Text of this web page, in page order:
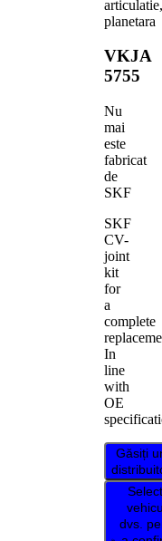
articulatie,
planetara
VKJA
5755
Nu
mai
este
fabricat
de
SKF
SKF
CV-
joint
kit
for
a
complete
In
line
with
OE
Găsiți
dvs.